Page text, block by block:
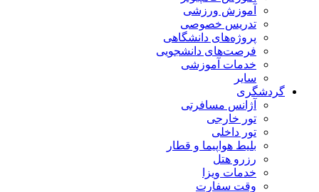
آموزش ورزشی
تدریس خصوصی
پروژه‌های دانشگاهی
فرصت‌های دانشجویی
خدمات آموزشی
سایر
گردشگری
آژانس مسافرتی
تور خارجی
تور داخلی
بلیط هواپیما و قطار
رزرو هتل
خدمات ویزا
وقت سفارت